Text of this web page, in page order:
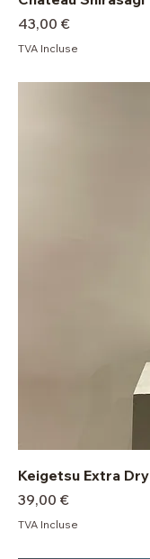
Prix
43,00 €
TVA Incluse
Keigetsu Extra Dry
Prix
39,00 €
TVA Incluse